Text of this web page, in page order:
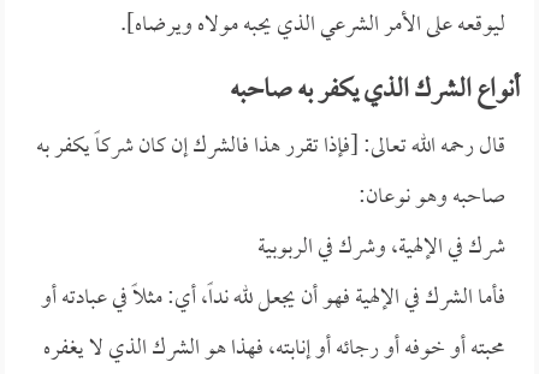
ليوقعه على الأمر الشرعي الذي يحبه مولاه ويرضاه].
أنواع الشرك الذي يكفر به صاحبه
قال رحمه الله تعالى: [فإذا تقرر هذا فالشرك إن كان شركاً يكفر به
صاحبه وهو نوعان:
شرك في الإلهية، وشرك في الربوبية
فأما الشرك في الإلهية فهو أن يجعل لله نداً، أي: مثلاً في عبادته أو
محبته أو خوفه أو رجائه أو إنابته، فهذا هو الشرك الذي لا يغفره